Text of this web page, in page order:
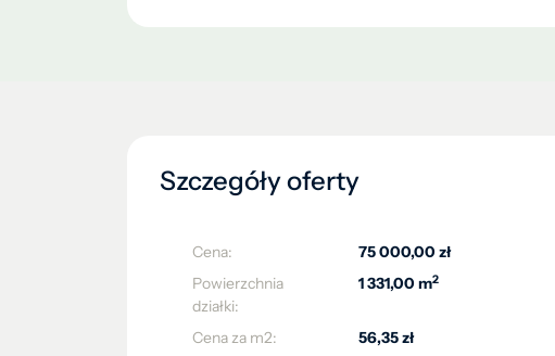
Szczegóły oferty
Cena:
75 000,00 zł
Powierzchnia
działki:
1 331,00 m2
Cena za m2:
56,35 zł